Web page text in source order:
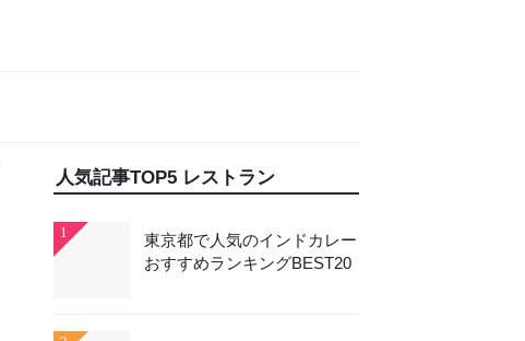
人気記事TOP5 レストラン
1
東京都で人気のインドカレー
おすすめランキングBEST20